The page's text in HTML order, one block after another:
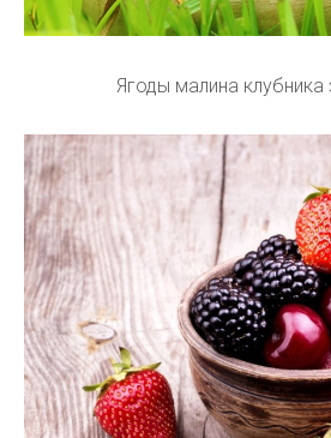
Ягоды малина клубника